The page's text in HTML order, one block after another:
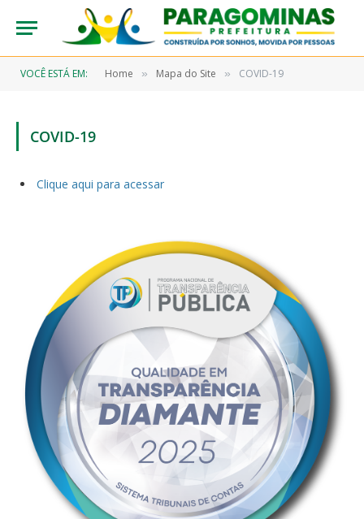
VOCÊ ESTÁ EM: Home » Mapa do Site » COVID-19
COVID-19
Clique aqui para acessar